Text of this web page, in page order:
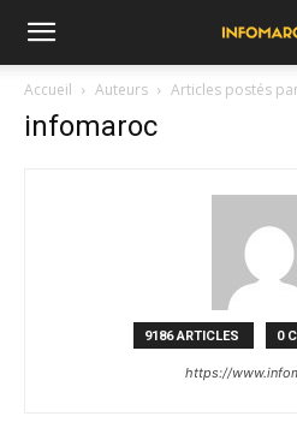
Accueil Auteurs Articles postés
infomaroc
9186 ARTICLES 0
https://